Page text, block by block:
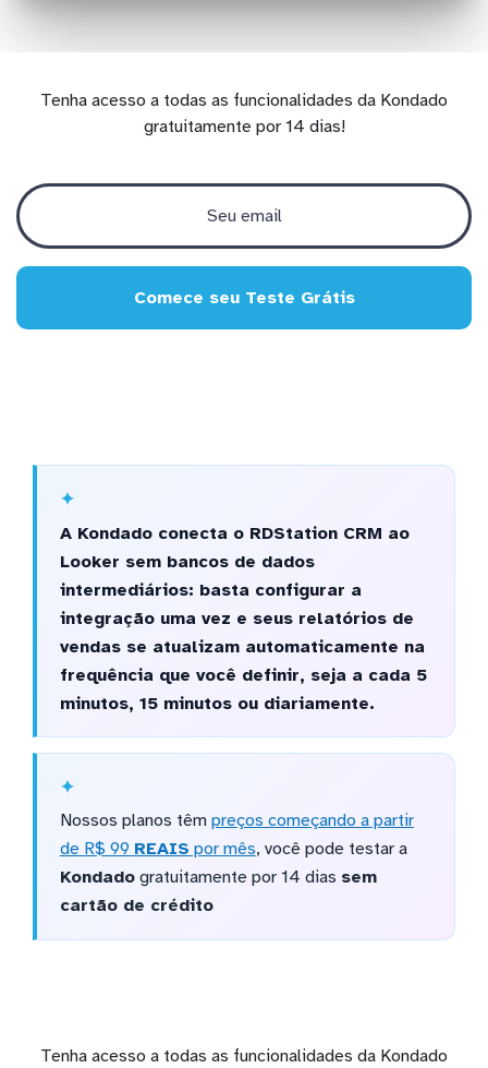
Tenha acesso a todas as funcionalidades da Kondado
gratuitamente por 14 dias!
Comece seu Teste Grátis
A Kondado conecta o RDStation CRM ao
Looker sem bancos de dados
intermediários: basta configurar a
integração uma vez e seus relatórios de
vendas se atualizam automaticamente na
frequência que você definir, seja a cada 5
minutos, 15 minutos ou diariamente.
Nossos planos têm preços começando a partir
de R$ 99 REAIS por mês, você pode testar a
Kondadogratuitamente por 14 dias sem
cartão de crédito
Tenha acesso a todas as funcionalidades da Kondado